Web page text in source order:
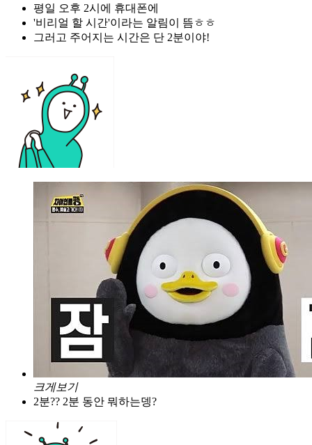
평일 오후 2시에 휴대폰에
'비리얼 할 시간'이라는 알림이 뜸ㅎㅎ
그러고 주어지는 시간은 단 2분이야!
크게보기
2분?? 2분 동안 뭐하는뎅?